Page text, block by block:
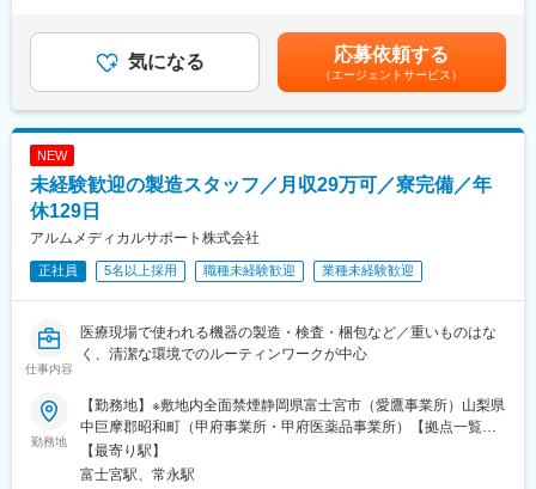
が重要です。また個人だけでなく拠点単位での表彰制度もありチ
ーム一丸で取り組む環境も魅力です。
【同社について】
網を拡大してきました。国内だけでなく、海外での売上も安定的
に伸びているため経営が安定しています。
変更の範囲：会社の定める業務
・逸脱、変更管理、バリデーション等の品質プロセスにおける評
価・承認・運用に関する業務
・原因分析（Root Cause Analysis）を含むCAPAの評価・管理業
務
・製造・品質管理・技術部門と連携した品質リスクマネジメント
・委託先（原薬・資材・試験及び関連業務委託先等）の管理業務
・全社を対象とする内部監査、自己点検の立案・運用業務
・規制当局（PMDA等）、製造販売業者による査察監査に関する
業務
・SOP、記録様式、基準書類の作成・改訂・文書管理業務
・データインティグリティに関する管理業務
（2）信頼性保証室内の検証部門内管理補助（中堅以上もしくは相
当を希望）
までのご経験や専門性を踏まえ、適性に応じた業務から担当いた
だきます。
なお、記載のすべての業務経験を必須とするものではなく、ご経
験を活かせる領域を中心にご活躍いただくことを想定しておりま
る可能性があります。月給(月額)は固定手当を含めた表記です。
気になる 応募依頼する
（エージェントサービス）
NEW
未経験歓迎の製造スタッフ／月収29万可／寮完備／年
休129日
アルムメディカルサポート株式会社
正社員 5名以上採用 職種未経験歓迎 業種未経験歓迎
仕事内容
医療現場で使われる機器の製造・検査・梱包など／重いものはな
く、清潔な環境でのルーティンワークが中心
勤務地
【勤務地】※敷地内全面禁煙静岡県富士宮市（愛鷹事業所）山梨県
中巨摩郡昭和町（甲府事業所・甲府医薬品事業所）【拠点一覧】
札幌採用センター：北海道札幌市中央区北4条西4-1千葉支店：千
葉県千葉市中央区新町1-17新宿採用センター：東京都新宿区西新
【最寄り駅】
富士宮駅、常永駅